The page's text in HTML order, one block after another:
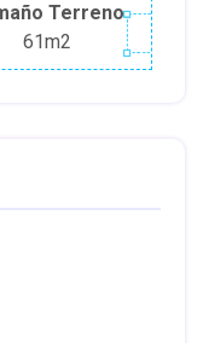
Terreno
61m2